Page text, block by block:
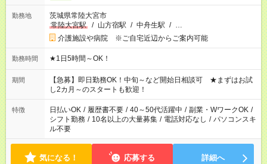
勤務地
茨城県常陸大宮市
常陸大宮駅
/ 山方宿駅 / 中舟生駅 / …
介護施設や病院 ※ご自宅近辺からご案内可能
勤務時間 ★1日5時間～OK！
期間
【急募】即日勤務OK！中旬～など開始日相談可 ★まずはお試
し2カ月～のスタートも歓迎！
特徴 日払いOK / 履歴書不要 / 40～50代活躍中 / 副業・WワークOK /
シフト勤務 / 10名以上の大量募集 / 電話対応なし / パソコンスキ
ル不要
気になる！ 応募する 詳細へ